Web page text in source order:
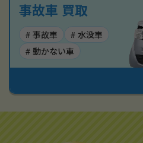
事故車 買取
# 事故車
# 水没車
# 動かない車